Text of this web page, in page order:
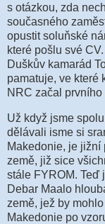
s otázkou, zda
současného
opustit soluňské
které pošlu své
Duškův kamarád
pamatuje, ve které
NRC začal prvního
Už když jsme
dělávali isme si
Makedonie, je
země, již sice
stále FYROM. Teď
Debar Maalo
země, jež by
Makedonie po